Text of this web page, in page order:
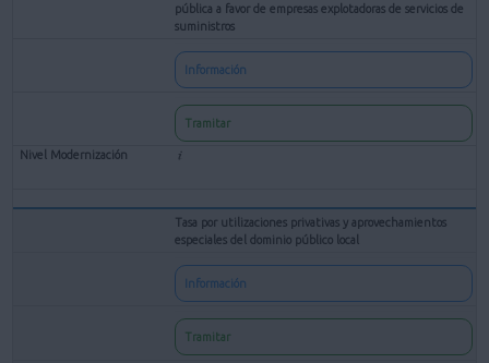
pública a favor de empresas explotadoras de servicios de
suministros
Información
Tramitar
Tasa por utilizaciones privativas y aprovechamientos
especiales del dominio público local
Información
Tramitar